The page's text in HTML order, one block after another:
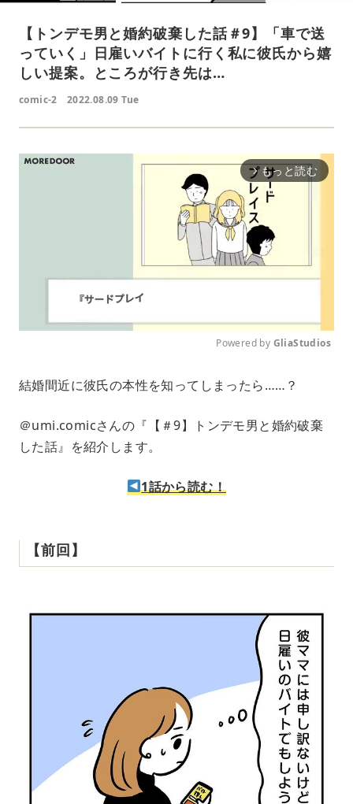
【トンデモ男と婚約破棄した話＃9】「車で送
っていく」日雇いバイトに行く私に彼氏から嬉
しい提案。ところが行き先は…
comic-2 2022.08.09 Tue
arrow_forward_ios もっと読む
u
e
Powered by GliaStudios
結婚間近に彼氏の本性を知ってしまったら……？
＠umi.comicさんの『【＃9】トンデモ男と婚約破棄
した話』を紹介します。
1話から読む！
【前回】